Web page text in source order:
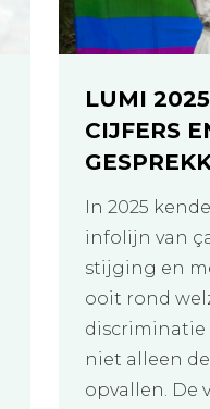
LUMI
CIJFERS
In 2025
infolijn van
stijging en
ooit rond
discriminatie
niet alleen
opvallen. De